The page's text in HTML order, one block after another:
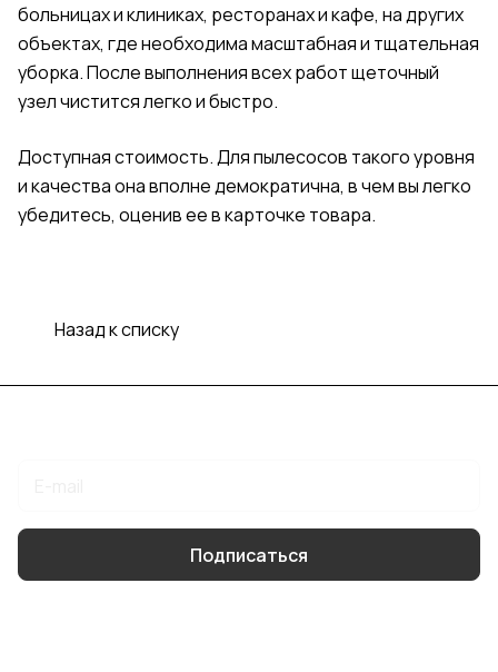
больницах и клиниках, ресторанах и кафе, на других
объектах, где необходима масштабная и тщательная
уборка. После выполнения всех работ щеточный
узел чистится легко и быстро.
Доступная стоимость. Для пылесосов такого уровня
и качества она вполне демократична, в чем вы легко
убедитесь, оценив ее в карточке товара.
Назад к списку
Подписаться